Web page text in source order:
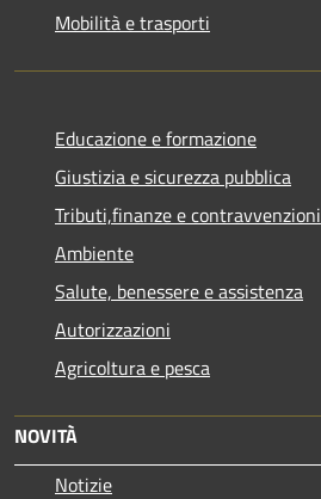
Mobilità e trasporti
Educazione e formazione
Giustizia e sicurezza pubblica
Tributi,finanze e contravvenzioni
Ambiente
Salute, benessere e assistenza
Autorizzazioni
Agricoltura e pesca
NOVITÀ
Notizie